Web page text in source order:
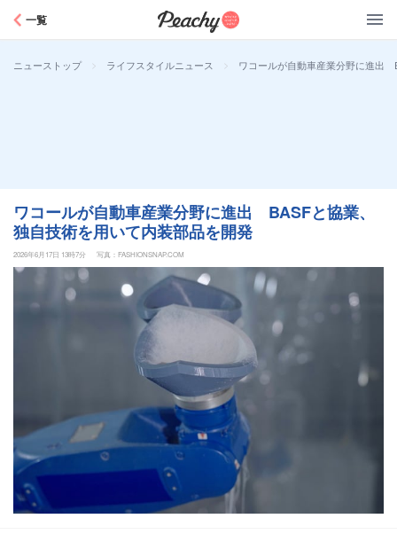
一覧
ニューストップ > ライフスタイルニュース > ワコールが自動車産業分野に進出
ワコールが自動車産業分野に進出 BASFと協業、
独自技術を用いて内装部品を開発
2026年6月17日 13時7分 写真：FASHIONSNAP.COM